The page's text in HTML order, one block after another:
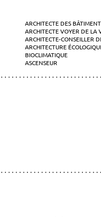
ARCHITECTE DES
ARCHITECTE VOYER DE LA
ARCHITECTE-CONSEILLER
ARCHITECTURE
BIOCLIMATIQUE
ASCENSEUR